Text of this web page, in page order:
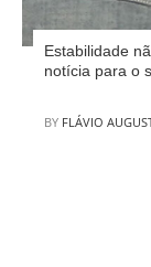
Estabilidade
notícia para o
POSTED
BY FLÁVIO